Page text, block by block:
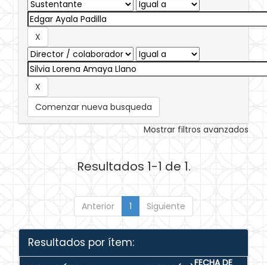
Comenzar nueva busqueda
Mostrar filtros avanzados
Resultados 1-1 de 1.
Anterior 1 Siguiente
Resultados por ítem:
FECHA DE